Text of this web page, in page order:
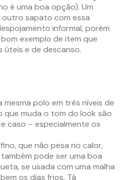
é uma boa opção). Um
outro sapato com essa
informal, porém
exemplo de item que
e de descanso.
mesma polo em três níveis de
que muda o tom do look são
caso – especialmente os
que não pesa no calor,
pode ser uma boa
se usada com uma malha
os dias frios. Tá